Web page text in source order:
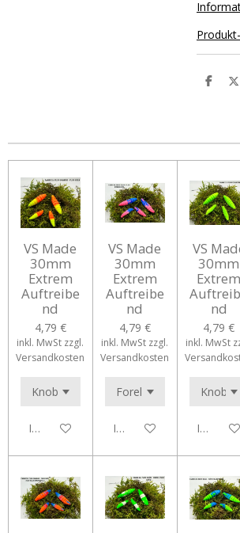
T
n
T
n
VS Made
30mm
Extrem
Auftreibe
nd
4,79 €
inkl. MwSt zzgl.
Versandkosten
In den Warenkorb
VS Made
30mm
Extrem
Auftreibe
nd
4,79 €
inkl. MwSt zzgl.
Versandkosten
In den Warenkorb
VS
30mm
Extrem
nd
4,79 €
inkl. MwSt
In den